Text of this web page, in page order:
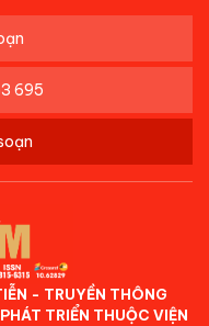
695
- TRUYỀN THÔNG
TRIỂN THUỘC VIỆN